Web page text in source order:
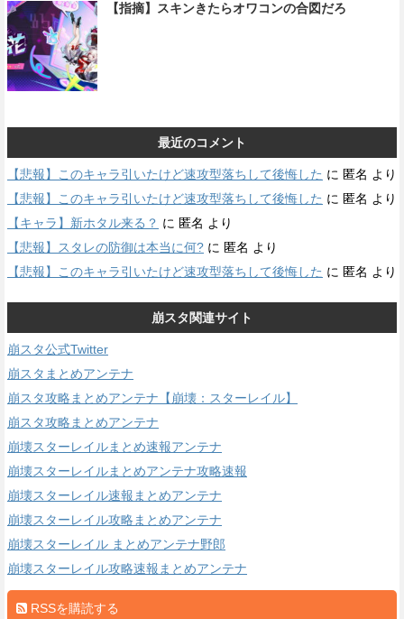
【指摘】スキンきたらオワコンの合図だろ
最近のコメント
【悲報】このキャラ引いたけど速攻型落ちして後悔した に 匿名 より
【悲報】このキャラ引いたけど速攻型落ちして後悔した に 匿名 より
【キャラ】新ホタル来る？ に 匿名 より
【悲報】スタレの防御は本当に何? に 匿名 より
【悲報】このキャラ引いたけど速攻型落ちして後悔した に 匿名 より
崩スタ関連サイト
崩スタ公式Twitter
崩スタまとめアンテナ
崩スタ攻略まとめアンテナ【崩壊：スターレイル】
崩スタ攻略まとめアンテナ
崩壊スターレイルまとめ速報アンテナ
崩壊スターレイルまとめアンテナ攻略速報
崩壊スターレイル速報まとめアンテナ
崩壊スターレイル攻略まとめアンテナ
崩壊スターレイル まとめアンテナ野郎
崩壊スターレイル攻略速報まとめアンテナ
RSSを購読する